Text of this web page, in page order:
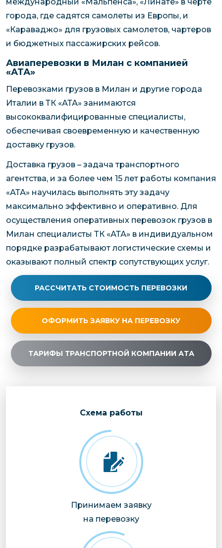
города, где садятся самолеты из Европы, и
«Караваджо» для грузовых самолетов, чартеров
и бюджетных пассажирских рейсов.
Авиаперевозки в Милан с компанией
«АТА»
Перевозками грузов в Милан и другие города
Италии в ТК «АТА» занимаются
высококвалифицированные специалисты,
обеспечивая своевременную и качественную
доставку грузов.
Доставка грузов – задача транспортного
агентства, и за более чем 15 лет работы компания
«АТА» научилась выполнять эту задачу
максимально эффективно и оперативно. Для
осуществления оперативных перевозок грузов в
Милан специалисты ТК «АТА» в индивидуальном
порядке разрабатывают логистические схемы и
оказывают полный спектр сопутствующих услуг.
РАССЧИТАТЬ СТОИМОСТЬ ПЕРЕВОЗКИ
ОФОРМИТЬ ЗАЯВКУ НА ПЕРЕВОЗКУ
ТАРИФЫ ТРАНСПОРТНОЙ КОМПАНИИ АТА
Cхема работы
Принимаем заявку
на перевозку